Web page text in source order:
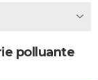
polluante